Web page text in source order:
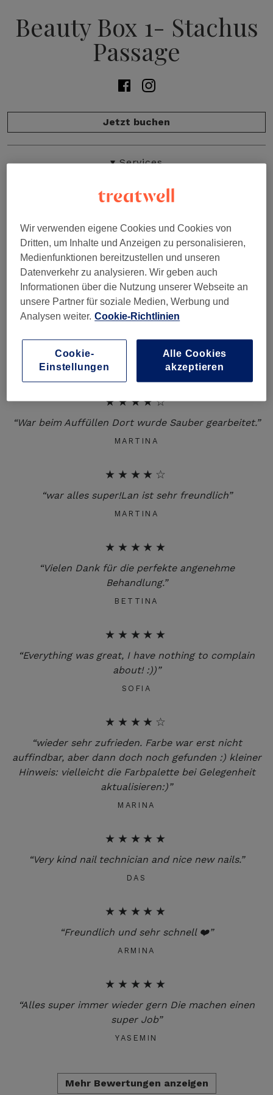
Beauty Box 1- Stachus
Passage
Jetzt buchen
Salonübersicht
Unser Team
Galerie
Bewertungen
Kontakt
▾Services
Bewertungen
★★★★★
“mega nett und schnell ,schöne nägel wirklich,kann
ich nur weiterempfehlen 😃”
KLAUDIJA
“Sehr nett und freundlich 😇”
★★★★☆
“War beim Auffüllen Dort wurde Sauber gearbeitet.”
MARTINA
★★★★☆
“war alles super!Lan ist sehr freundlich”
MARTINA
★★★★★
“Vielen Dank für die perfekte angenehme
Behandlung.”
BETTINA
★★★★★
“Everything was great, I have nothing to complain
about! :))”
SOFIA
★★★★☆
“wieder sehr zufrieden. Farbe war erst nicht
auffindbar, aber dann doch noch gefunden :) kleiner
Hinweis: vielleicht die Farbpalette bei Gelegenheit
aktualisieren:)”
MARINA
★★★★★
“Very kind nail technician and nice new nails.”
DAS
★★★★★
“Freundlich und sehr schnell ❤️”
ARMINA
★★★★★
“Alles super immer wieder gern Die machen einen
super Job”
YASEMIN
Mehr Bewertungen anzeigen
Wir verwenden eigene Cookies und Cookies von
Dritten, um Inhalte und Anzeigen zu personalisieren,
Medienfunktionen bereitzustellen und unseren
Datenverkehr zu analysieren. Wir geben auch
Informationen über die Nutzung unserer Webseite an
unsere Partner für soziale Medien, Werbung und
Analysen weiter. Cookie-Richtlinien
Cookie-
Einstellungen
Alle Cookies
akzeptieren